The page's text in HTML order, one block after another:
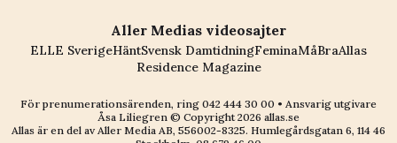
Aller Medias videosajter
ELLE SverigeHäntSvensk DamtidningFeminaMåBraAllas
Residence Magazine
För prenumerationsärenden, ring 042 444 30 00 • Ansvarig utgivare
Åsa Liliegren © Copyright2026 allas.se
Allas är en del av Aller Media AB, 556002-8325. Humlegårdsgatan 6, 114 46